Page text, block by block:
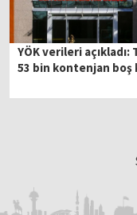
YÖK verileri açıkladı:
53 bin kontenjan boş